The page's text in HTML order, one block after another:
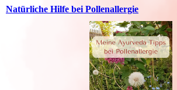
Natürliche Hilfe bei Pollenallergie